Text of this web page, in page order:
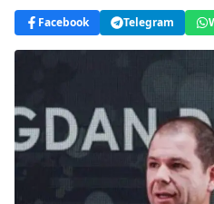
Facebook Telegram